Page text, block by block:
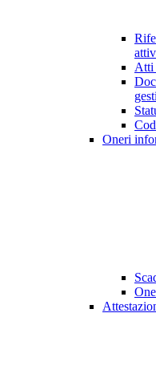
Atti
Oneri